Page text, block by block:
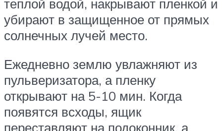
теплой водой, накрывают пленкой и
убирают в защищенное от прямых
солнечных лучей место.
Ежедневно землю увлажняют из
пульверизатора, а пленку
открывают на 5-10 мин. Когда
появятся всходы, ящик
переставляют на подоконник, а